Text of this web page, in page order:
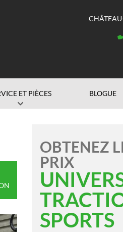
ET PIÈCES BLOGUE
OBTENEZ
PRIX
SPORTS